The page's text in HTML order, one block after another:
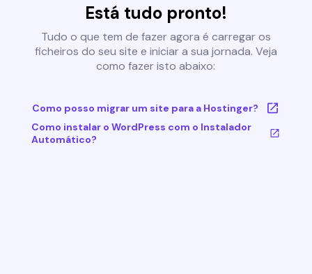
Está tudo pronto!
Tudo o que tem de fazer agora é carregar os
ficheiros do seu site e iniciar a sua jornada. Veja
como fazer isto abaixo:
Como posso migrar um site para a Hostinger?
Como instalar o WordPress com o Instalador
Automático?